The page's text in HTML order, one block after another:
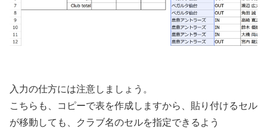
入力の仕方には注意しましょう。
こちらも、コピーで表を作成しますから、貼り付けるセル
が移動しても、クラブ名のセルを指定できるよう